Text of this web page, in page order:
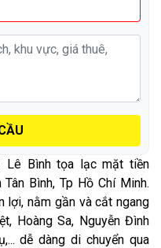
Lê Bình tọa lạc mặt tiền
Bình, Tp Hồ Chí Minh.
lợi, nằm gần và cắt ngang
Hoàng Sa, Nguyễn Đình
dễ dàng di chuyển qua